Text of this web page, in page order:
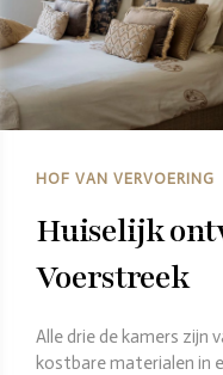
HOF VAN VERVOERING
Huiselijk
Voerstreek
Alle drie de kamers zijn
kostbare materialen in